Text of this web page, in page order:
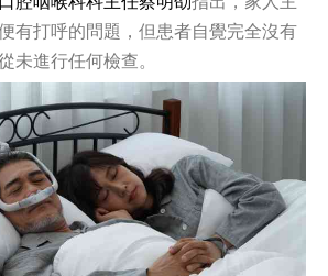
有打呼的問題，但患者自覺完全沒有
未進行任何檢查。